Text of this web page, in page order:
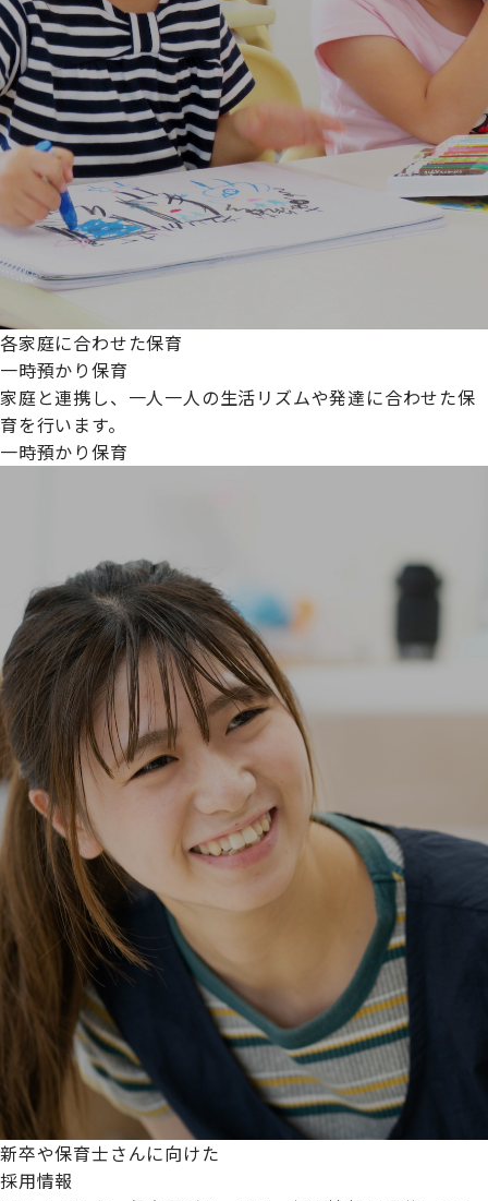
各家庭に合わせた保育
一時預かり保育
家庭と連携し、一人一人の生活リズムや発達に合わせた保
育を行います。
一時預かり保育
新卒や保育士さんに向けた
採用情報